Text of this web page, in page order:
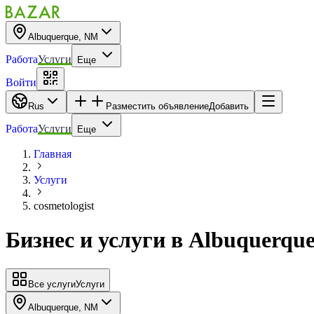
Albuquerque, NM
РаботаУслуги Еще
Войти
Rus Разместить объявлениеДобавить
РаботаУслуги Еще
Главная
Услуги
cosmetologist
Бизнес и услуги в
Все услугиУслуги
Albuquerque, NM